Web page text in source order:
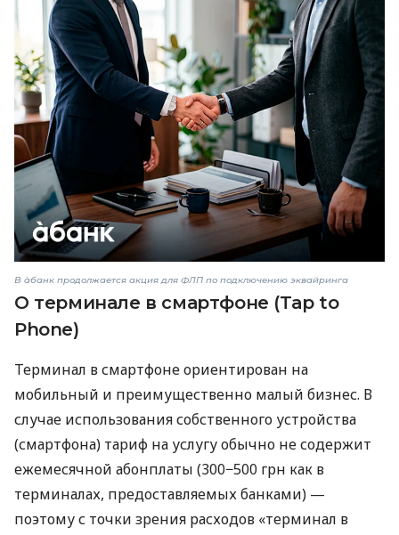
В àбанк продолжается акция для ФЛП по подключению эквайринга
О терминале в смартфоне (Tap to
Phone)
Терминал в смартфоне ориентирован на
мобильный и преимущественно малый бизнес. В
случае использования собственного устройства
(смартфона) тариф на услугу обычно не содержит
ежемесячной абонплаты (300−500 грн как в
терминалах, предоставляемых банками) —
поэтому с точки зрения расходов «терминал в